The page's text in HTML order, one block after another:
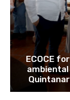
ECOCE
ambiental